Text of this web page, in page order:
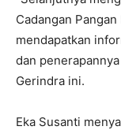
Cadangan
mendapatkan
dan
Gerindra ini.
Eka Susanti